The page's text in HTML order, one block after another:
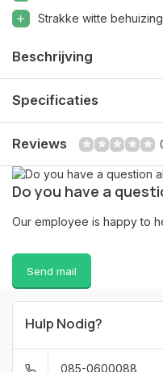
Strakke witte behuizing
Beschrijving
Specificaties
Reviews
Do you have a
Our employee is happy to
Send mail
Hulp Nodig?
085-0600088